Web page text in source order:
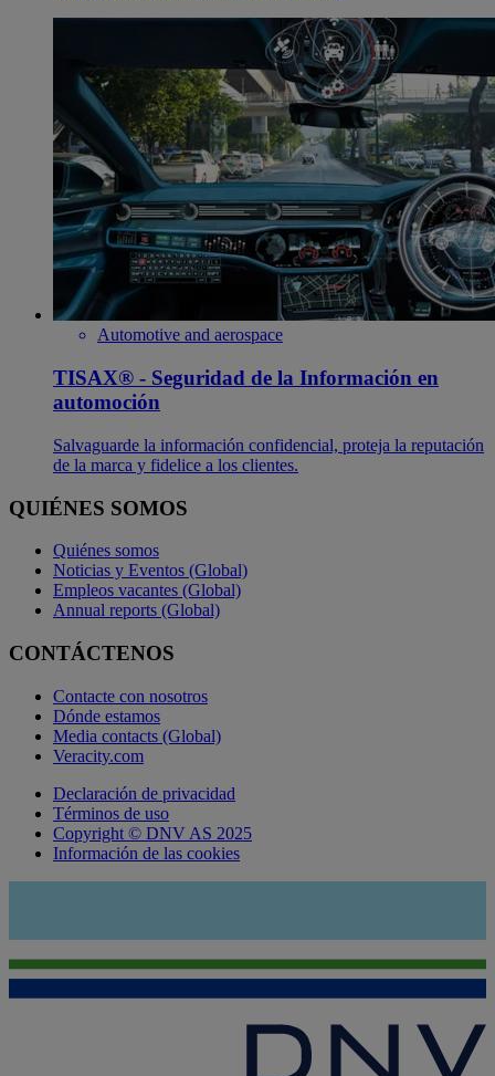
Automotive and aerospace
TISAX® - Seguridad de la Información en
automoción
Salvaguarde la información confidencial, proteja la reputación
de la marca y fidelice a los clientes.
QUIÉNES SOMOS
Quiénes somos
Noticias y Eventos (Global)
Empleos vacantes (Global)
Annual reports (Global)
CONTÁCTENOS
Contacte con nosotros
Dónde estamos
Media contacts (Global)
Veracity.com
Declaración de privacidad
Términos de uso
Copyright © DNV AS 2025
Información de las cookies